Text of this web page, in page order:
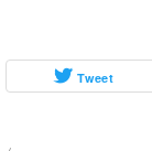
Tweet